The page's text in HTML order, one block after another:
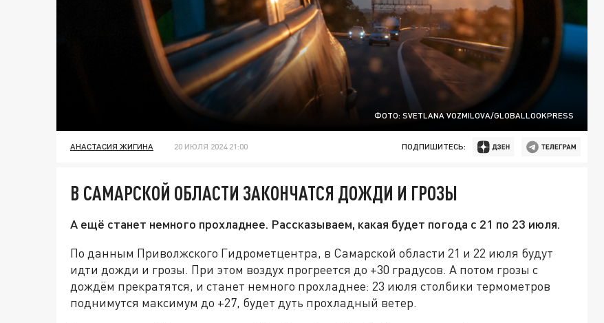
ФОТО: SVETLANA VOZMILOVA/GLOBALLOOKPRESS
АНАСТАСИЯ ЖИГИНА 20 ИЮЛЯ 2024 21:00 ПОДПИШИТЕСЬ:
В САМАРСКОЙ ОБЛАСТИ ЗАКОНЧАТСЯ ДОЖДИ И ГРОЗЫ
А ещё станет немного прохладнее. Рассказываем, какая будет погода с 21 по 23 июля.
По данным Приволжского Гидрометцентра, в Самарской области 21 и 22 июля будут
идти дожди и грозы. При этом воздух прогреется до +30 градусов. А потом грозы с
дождём прекратятся, и станет немного прохладнее: 23 июля столбики термометров
поднимутся максимум до +27, будет дуть прохладный ветер.